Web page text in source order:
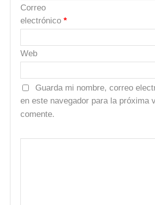
Correo
electrónico *
Web
Guarda mi nombre, correo
en este navegador para la próxima
comente.